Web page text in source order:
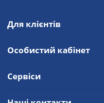
Для клієнтів
Особистий кабінет
Сервіси